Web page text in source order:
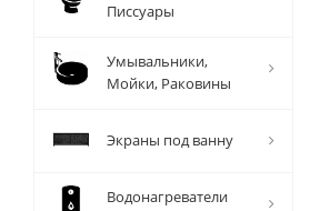
Писсуары
Умывальники,
Мойки, Раковины
Экраны под ванну
Водонагреватели